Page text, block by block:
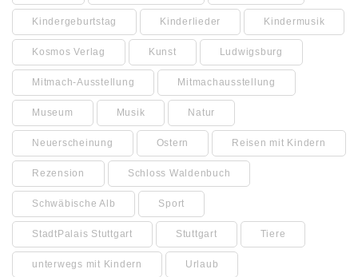
Kindergeburtstag Kinderlieder Kindermusik
Kosmos Verlag Kunst Ludwigsburg
Mitmach-Ausstellung Mitmachausstellung
Museum Musik Natur
Neuerscheinung Ostern Reisen mit Kindern
Rezension Schloss Waldenbuch
Schwäbische Alb Sport
StadtPalais Stuttgart Stuttgart Tiere
unterwegs mit Kindern Urlaub